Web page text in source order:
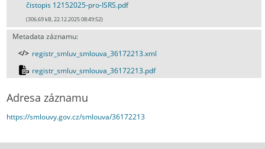
čistopis 12152025-pro-ISRS.pdf
(306.69 kB, 22.12.2025 08:49:52)
Metadata záznamu:
registr_smluv_smlouva_36172213.xml
registr_smluv_smlouva_36172213.pdf
Adresa záznamu
https://smlouvy.gov.cz/smlouva/36172213